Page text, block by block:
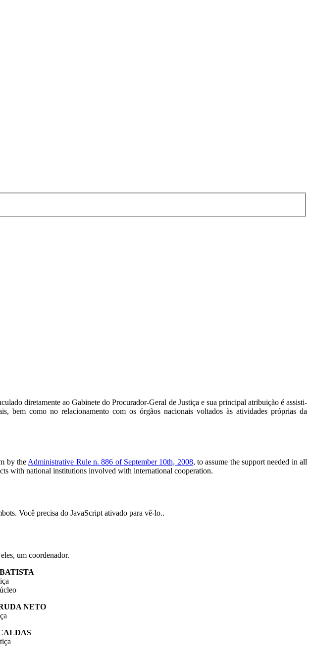
diretamente ao Gabinete do Procurador-Geral de Justiça e sua principal atribuição é assisti-
bem como no relacionamento com os órgãos nacionais voltados às atividades próprias da
by the Administrative Rule n. 886 of September 10th, 2008, to assume the support needed in all
with national institutions involved with international cooperation.
Você precisa do JavaScript ativado para vê-lo..
um coordenador.
NETO